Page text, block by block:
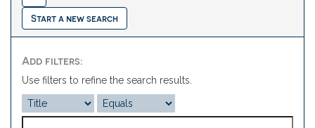
Start a new search
Add filters:
Use filters to refine the search results.